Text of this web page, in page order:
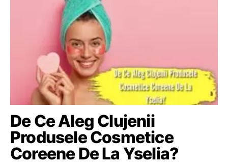
De Ce Aleg Clujenii
Produsele Cosmetice
Coreene De La Yselia?